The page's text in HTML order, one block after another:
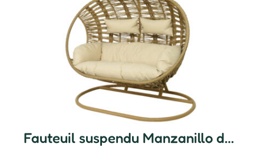
Fauteuil suspendu Manzanillo double